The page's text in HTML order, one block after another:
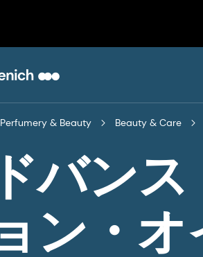
Perfumery & Beauty Beauty & Care
バン
ン・